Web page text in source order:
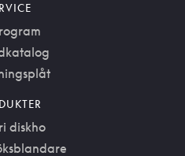
diskho